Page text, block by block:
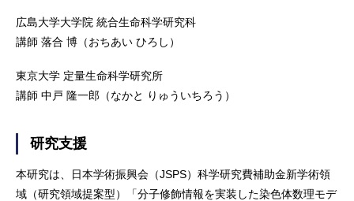
広島大学大学院 統合生命科学研究科
講師 落合 博（おちあい ひろし）
東京大学 定量生命科学研究所
講師 中戸 隆一郎（なかと りゅういちろう）
研究支援
本研究は、日本学術振興会（JSPS）科学研究費補助金新学術領
域（研究領域提案型）「分子修飾情報を実装した染色体数理モデ